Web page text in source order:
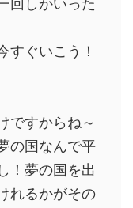
回しかいった
すぐいこう！
ですからね～
の国なんで平
！夢の国を出
れるかがその